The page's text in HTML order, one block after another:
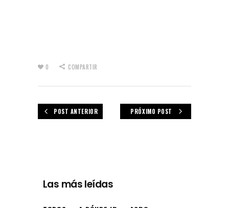
0 COMPARTIR
POST ANTERIOR PRÓXIMO POST
Las más leídas